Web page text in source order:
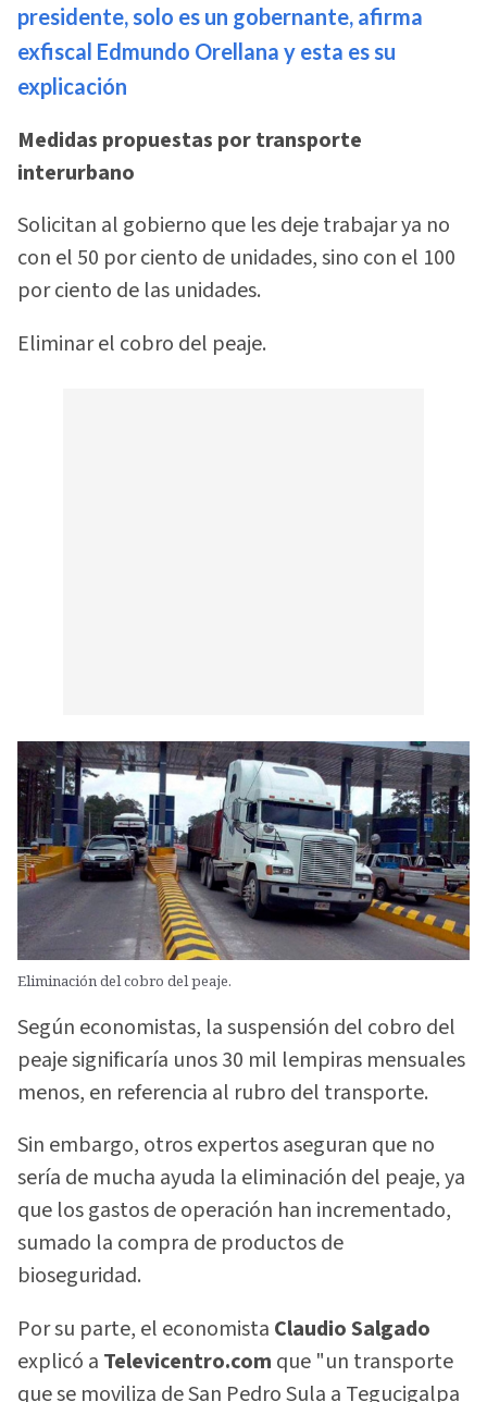
presidente, solo es un gobernante, afirma
exfiscal Edmundo Orellana y esta es su
explicación
Medidas propuestas por transporte
interurbano
Solicitan al gobierno que les deje trabajar ya no
con el 50 por ciento de unidades, sino con el 100
por ciento de las unidades.
Eliminar el cobro del peaje.
Eliminación del cobro del peaje.
Según economistas, la suspensión del cobro del
peaje significaría unos 30 mil lempiras mensuales
menos, en referencia al rubro del transporte.
Sin embargo, otros expertos aseguran que no
sería de mucha ayuda la eliminación del peaje, ya
que los gastos de operación han incrementado,
sumado la compra de productos de
bioseguridad.
Por su parte, el economista Claudio Salgado
explicó a Televicentro.com que "un transporte
que se moviliza de San Pedro Sula a Tegucigalpa